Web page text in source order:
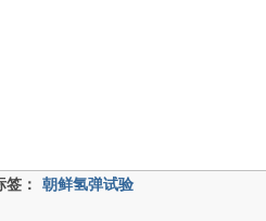
签： 朝鲜氢弹试验